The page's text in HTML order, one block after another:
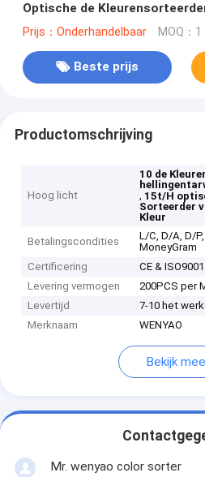
Optische de
Prijs：Onderhandelbaar MOQ：1
Beste prijs
Productomschrijving
Hoog licht
10 de
, 15t/H
Sorteerder
Kleur
Betalingscondities
L/C, D/A, D/
MoneyGram
Certificering
CE & ISO9001
Levering vermogen
200PCS per
Levertijd
7-10 het
Merknaam
WENYAO
Bekijk
Mr. wenyao color sorter